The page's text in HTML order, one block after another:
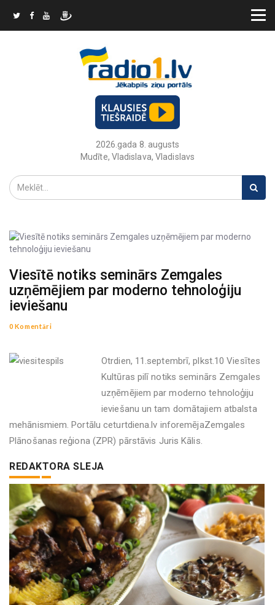
2026.gada 8. augusts
Mudīte, Vladislava, Vladislavs
Viesītē notiks seminārs Zemgales
uzņēmējiem par moderno tehnoloģiju
ieviešanu
0 Komentāri
Otrdien, 11.septembrī, plkst.10 Viesītes
Kultūras pilī notiks seminārs Zemgales
uzņēmējiem par moderno tehnoloģiju
ieviešanu un tam domātajiem atbalsta
mehānismiem. Portālu ceturtdiena.lv inforemējaZemgales
Plānošanas reģiona (ZPR) pārstāvis Juris Kālis.
REDAKTORA SLEJA